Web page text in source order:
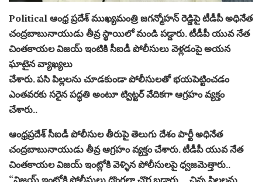
Political ఆంధ్ర ప్రదేశ్ ముఖ్యమంత్రి జగన్మోహన్ రెడ్డిపై టీడీపీ అధినేత
చంద్రబాబునాయుడు తీవ్ర స్థాయిలో మండి పడ్డారు. టీడీపీ యువ నేత
చింతకాయల విజయ్ ఇంటికి సీఐడీ పోలీసులు వెళ్లడంపై అయన
ఘాటైన వ్యాఖ్యలు
చేశారు. పసి పిల్లలను చూడకుండా పోలీసులతో భయపెట్టించడం
ఎంతవరకు సరైన పద్ధతి అంటూ ట్విట్టర్ వేదికగా ఆగ్రహం వ్యక్తం
చేశారు..
ఆంధ్రప్రదేశ్ సీఐడీ పోలీసుల తీరుపై తెలుగు దేశం పార్టీ అధినేత
చంద్రబాబునాయుడు తీవ్ర ఆగ్రహం వ్యక్తం చేశారు. టీడీపీ యువ నేత
చింతకాయల విజయ్ ఇంట్లోకి వెళ్ళిన పోలీసులపై ధ్వజమెత్తారు..